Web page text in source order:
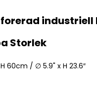
industriell
Storlek
60cm / ∅ 5.9" x H 23.6″